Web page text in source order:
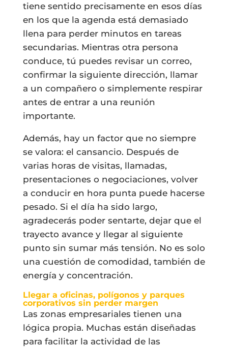
tiene sentido precisamente en esos días
en los que la agenda está demasiado
llena para perder minutos en tareas
secundarias. Mientras otra persona
conduce, tú puedes revisar un correo,
confirmar la siguiente dirección, llamar
a un compañero o simplemente respirar
antes de entrar a una reunión
importante.
Además, hay un factor que no siempre
se valora: el cansancio. Después de
varias horas de visitas, llamadas,
presentaciones o negociaciones, volver
a conducir en hora punta puede hacerse
pesado. Si el día ha sido largo,
agradecerás poder sentarte, dejar que el
trayecto avance y llegar al siguiente
punto sin sumar más tensión. No es solo
una cuestión de comodidad, también de
energía y concentración.
Llegar a oficinas, polígonos y parques
corporativos sin perder margen
Las zonas empresariales tienen una
lógica propia. Muchas están diseñadas
para facilitar la actividad de las